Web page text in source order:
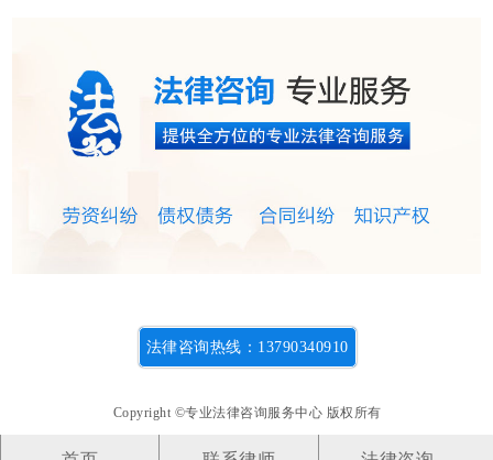
法律咨询热线：13790340910
Copyright ©专业法律咨询服务中心 版权所有